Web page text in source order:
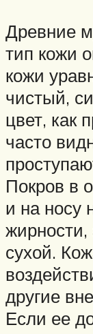
Древние
тип кожи
кожи
чистый,
цвет, как
часто
Покров в
и на носу
жирности,
сухой.
другие
Если ее